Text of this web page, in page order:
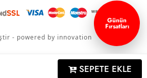
SEPETE EKLE
- powered by innovation
Günün
Fırsatları